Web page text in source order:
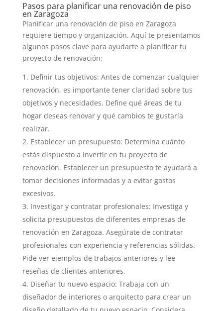
Pasos para planificar una renovación de piso
en Zaragoza
Planificar una renovación de piso en Zaragoza
requiere tiempo y organización. Aquí te presentamos
algunos pasos clave para ayudarte a planificar tu
proyecto de renovación:
Definir tus objetivos: Antes de comenzar cualquier
renovación, es importante tener claridad sobre tus
objetivos y necesidades. Define qué áreas de tu
hogar deseas renovar y qué cambios te gustaría
realizar.
Establecer un presupuesto: Determina cuánto
estás dispuesto a invertir en tu proyecto de
renovación. Establecer un presupuesto te ayudará a
tomar decisiones informadas y a evitar gastos
excesivos.
Investigar y contratar profesionales: Investiga y
solicita presupuestos de diferentes empresas de
renovación en Zaragoza. Asegúrate de contratar
profesionales con experiencia y referencias sólidas.
Pide ver ejemplos de trabajos anteriores y lee
reseñas de clientes anteriores.
Diseñar tu nuevo espacio: Trabaja con un
diseñador de interiores o arquitecto para crear un